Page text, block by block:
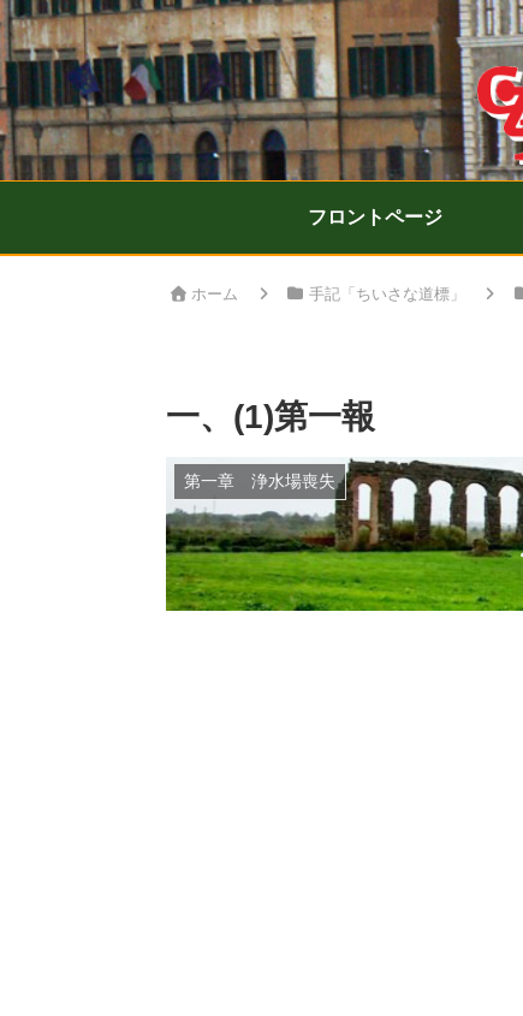
フロントページ
ホーム 手記「ちいさな道標」
一、(1)第一報
第一章 浄水場喪失